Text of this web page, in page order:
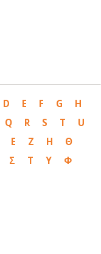
D E F G
H
Q R S T
U
Ε Ζ Η
Θ
Σ Τ Υ
Φ